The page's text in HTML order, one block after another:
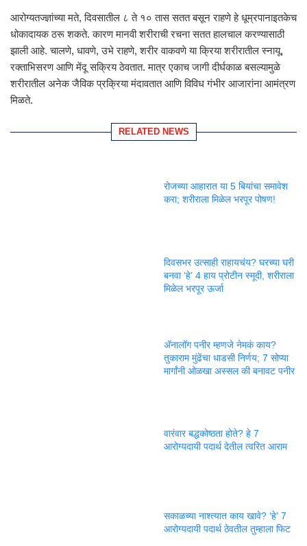
आरोग्यतज्ज्ञांच्या मते, दिवसातील ८ ते १० तास सतत बसून राहणे हे धूम्रपानाइतकेच
धोकादायक ठरू शकते. कारण मानवी शरीराची रचना सतत हालचाल करण्यासाठी
झाली आहे. चालणे, धावणे, उभे राहणे, शरीर वाकवणे या क्रिया शरीरातील स्नायू,
रक्ताभिसरण आणि मेंदू सक्रिय ठेवतात. मात्र एकाच जागी दीर्घकाळ बसल्यामुळे
शरीरातील अनेक जैविक प्रक्रिया मंदावतात आणि विविध गंभीर आजारांना आमंत्रण
मिळते.
RELATED NEWS
रोजच्या आहारात या 5 बियांचा समावेश
करा; शरीराला मिळेल भरपूर पोषण!
दिवसभर उत्साही राहायचंय? घरच्या घरी
बनवा ‘हे’ 4 हाय प्रोटीन स्मूदी, शरीराला
मिळेल भरपूर ऊर्जा
ॲनालॉग पनीर म्हणजे नेमकं काय?
तुकाराम मुंढेंचा धाडसी निर्णय; 7 सोप्या
मार्गांनी ओळखा अस्सल की बनावट पनीर
वारंवार बद्धकोष्ठता होते? हे 7
आरोग्यदायी पदार्थ देतील त्वरित आराम
सकाळच्या नाश्त्यात काय खावे? ‘हे’ 7
आरोग्यदायी पदार्थ ठेवतील तुम्हाला फिट